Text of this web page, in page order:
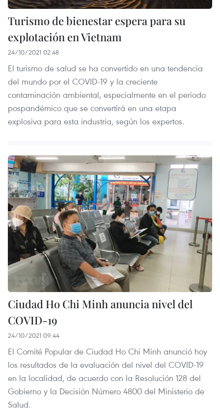
Turismo de bienestar espera para su
explotación en Vietnam
24/10/2021 02:48
El turismo de salud se ha convertido en una tendencia
del mundo por el COVID-19 y la creciente
contaminación ambiental, especialmente en el periodo
pospandémico que se convertirá en una etapa
explosiva para esta industria, según los expertos.
Ciudad Ho Chi Minh anuncia nivel del
COVID-19
24/10/2021 09:44
El Comité Popular de Ciudad Ho Chi Minh anunció hoy
los resultados de la evaluación del nivel del COVID-19
en la localidad, de acuerdo con la Resolución 128 del
Gobierno y la Decisión Número 4800 del Ministerio de
Salud.